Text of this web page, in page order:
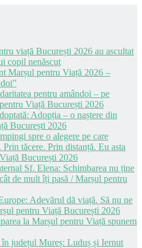
viață București 2026 au ascultat
copil nenăscut
Marșul pentru Viață 2026 –
pentru amândoi – pe
Viață București 2026
Adopția – o naștere din
București 2026
spre o alegere pe care
tăcere. Prin distanță. Eu asta
București 2026
Sf. Elena: Schimbarea nu ține
de mult îți pasă / Marșul pentru
Adevărul dă viață. Să nu ne
pentru Viață București 2026
la Marșul pentru Viață spunem
județul Mureș: Luduș și Iernut